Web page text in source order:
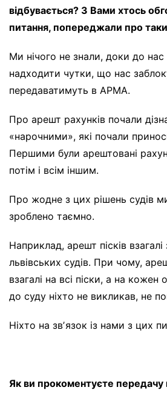
відбувається? З Вами хтось
питання, попереджали про
Ми нічого не знали, доки до
надходити чутки, що нас
передаватимуть в АРМА.
Про арешт рахунків почали
«нарочними», які почали
Першими були арештовані
потім і всім іншим.
Про жодне з цих рішень судів
зроблено таємно.
Наприклад, арешт пісків
львівських судів. При чому,
взагалі на всі піски, а на
до суду ніхто не викликав, не
Ніхто на звʼязок із нами з цих
Як ви прокоментуєте передачу